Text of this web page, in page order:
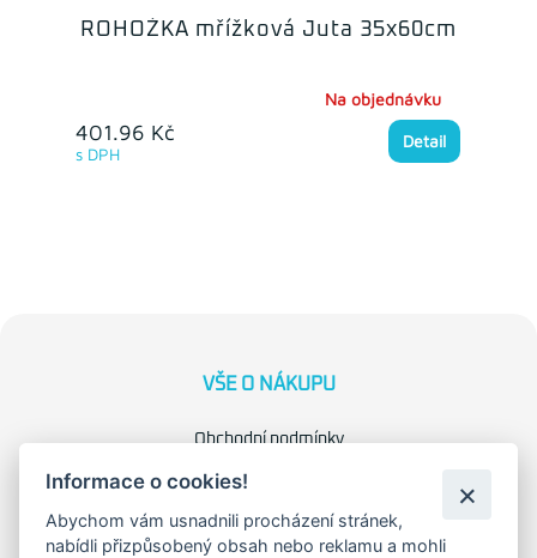
ROHOŽKA mřížková Juta 35x60cm
401.96 Kč
s DPH
Na objednávku
Detail
VŠE O NÁKUPU
Obchodní podmínky
Náhradní plnění
Ochrana osobních údajů
Zásady použití cookies
Informace o cookies!
Abychom vám usnadnili procházení stránek,
nabídli přizpůsobený obsah nebo reklamu a mohli